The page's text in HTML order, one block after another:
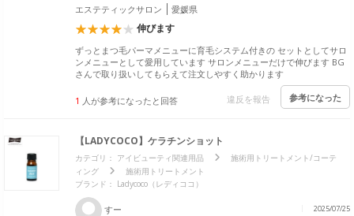
エステティックサロン 愛媛県
伸びます
ずっとまつ毛パーマメニューに育毛システム付きの セットとしてサロ
ンメニューとして愛用しています サロンメニューだけで伸びます BG
さんで取り扱いしてもらえて注文しやすく助かります
1 人が参考になったと回答 違反を報告 参考になった
【LADYCOCO】ケラチンショット
カテゴリ： アイビューティ関連用品
施術用トリートメント/コーテ
ィング
施術用トリートメント
ブランド： Ladycoco（レディココ）
すー 2025/07/25